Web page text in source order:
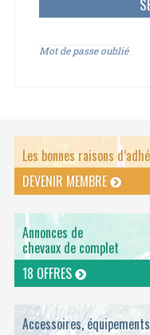
Mot de passe oublié
Les bonnes raisons
DEVENIR MEMBRE
Annonces de
chevaux de complet
18 OFFRES
Accessoires,